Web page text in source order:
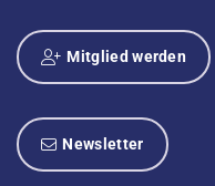
Mitglied werden
Newsletter